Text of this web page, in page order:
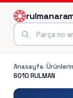
Anasayfa›
6010RULMAN